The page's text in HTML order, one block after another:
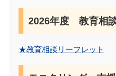
2026年度 教育相
★教育相談リーフレット